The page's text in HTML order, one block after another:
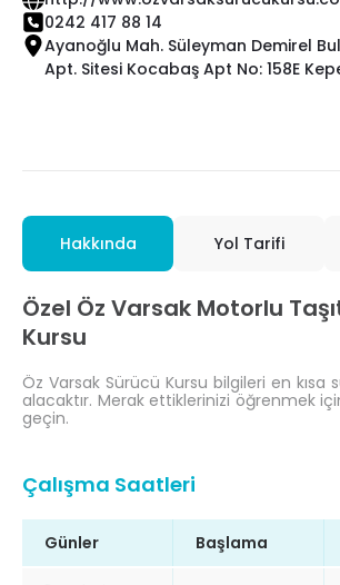
0242 417 88 14
Ayanoğlu Mah. Süleyman Demirel
Apt. Sitesi Kocabaş Apt No: 158E
Hakkında Yol Tarifi
Özel Öz Varsak Motorlu
Kursu
Öz Varsak Sürücü Kursu bilgileri en kısa
alacaktır. Merak ettiklerinizi öğrenmek
geçin.
Çalışma Saatleri
Günler Başlama